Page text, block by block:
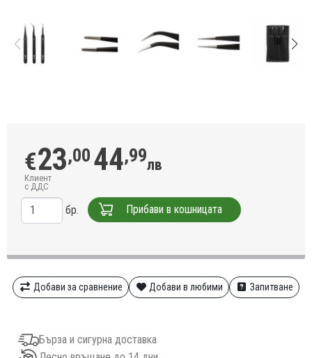
€23,00 44,99лв
Клиент
с ДДС
бр. Прибави в кошницата
Добави за сравнение Добави в любими Запитване
Бърза и сигурна доставка